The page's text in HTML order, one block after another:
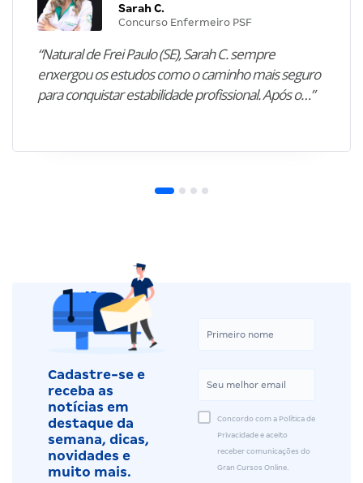
Sarah C.
Concurso Enfermeiro PSF
“Natural de Frei Paulo (SE), Sarah C. sempre
enxergou os estudos como o caminho mais seguro
para conquistar estabilidade profissional. Após o…”
Cadastre-se e
receba as
notícias em
destaque da
semana, dicas,
novidades e
muito mais.
Concordo com a Política de
Privacidade e aceito
receber comunicações do
Gran Cursos Online.